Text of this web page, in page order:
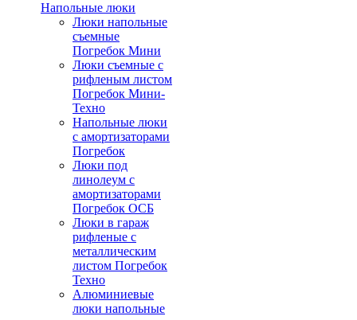
Напольные люки
Люки напольные
съемные
Погребок Мини
Люки съемные с
рифленым листом
Погребок Мини-
Техно
Напольные люки
с амортизаторами
Погребок
Люки под
линолеум с
амортизаторами
Погребок ОСБ
Люки в гараж
рифленые с
металлическим
листом Погребок
Техно
Алюминиевые
люки напольные